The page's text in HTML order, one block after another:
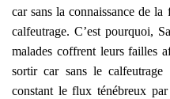
car sans la connaissance de
calfeutrage. C’est pourquoi,
malades coffrent leurs failles
sortir car sans le
constant le flux ténébreux